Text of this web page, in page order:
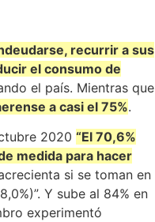
recurrir a sus
el consumo de
el país. Mientras que
a casi el 75%.
2020 “El 70,6%
medida para hacer
si se toman en
Y sube al 84% en
experimentó